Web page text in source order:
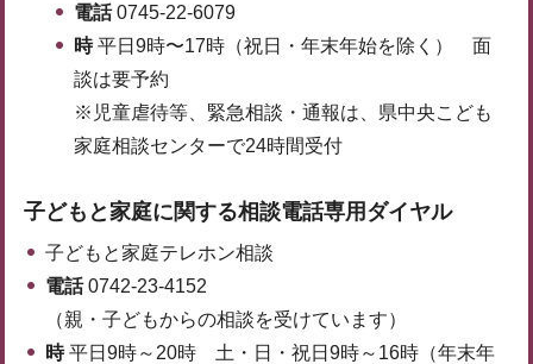
電話0745-22-6079
時平日9時〜17時（祝日・年末年始を除く） 面
談は要予約
※児童虐待等、緊急相談・通報は、県中央こども
家庭相談センターで24時間受付
子どもと家庭に関する相談電話専用ダイヤル
子どもと家庭テレホン相談
電話0742-23-4152
（親・子どもからの相談を受けています）
時平日9時～20時 土・日・祝日9時～16時（年末年